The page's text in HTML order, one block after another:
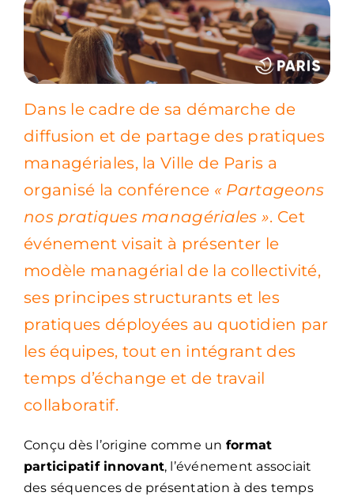
Dans le cadre de sa démarche de
diffusion et de partage des pratiques
managériales, la Ville de Paris a
organisé la conférence « Partageons
nos pratiques managériales ». Cet
événement visait à présenter le
modèle managérial de la collectivité,
ses principes structurants et les
pratiques déployées au quotidien par
les équipes, tout en intégrant des
temps d’échange et de travail
collaboratif.
Conçu dès l’origine comme un format
participatif innovant, l’événement associait
des séquences de présentation à des temps